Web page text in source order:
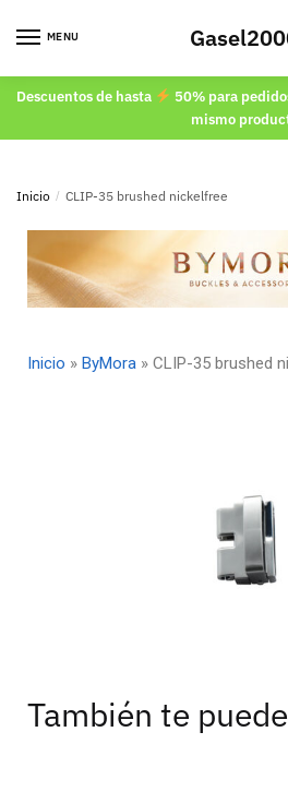
MENU
Descuentos de hasta
50% para
mismo
Inicio / CLIP-35 brushed nickelfree
Inicio » ByMora » CLIP-35 brushed
También te